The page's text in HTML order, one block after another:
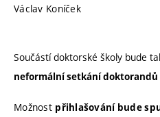
Václav Koníček
Součástí doktorské školy bude
neformální setkání doktorandů
Možnost přihlašování bude